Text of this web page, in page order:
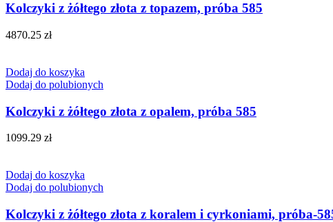
Kolczyki z żółtego złota z topazem, próba 585
4870.25 zł
Dodaj do koszyka
Dodaj do polubionych
Kolczyki z żółtego złota z opalem, próba 585
1099.29 zł
Dodaj do koszyka
Dodaj do polubionych
Kolczyki z żółtego złota z koralem i cyrkoniami, próba-